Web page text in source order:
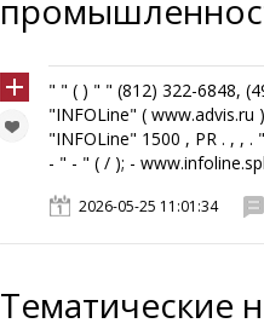
" " ( ) " " (812) 322-6848,
"INFOLine" ( www.advis.ru
"INFOLine" 1500 , PR . , , .
- " - " ( / ); -
2026-05-25 11:01:34
Тематические